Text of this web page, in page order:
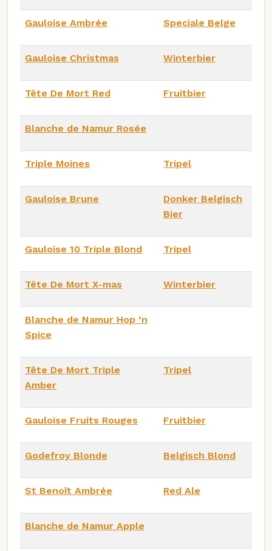
Gauloise Ambrée Speciale Belge
Gauloise Christmas Winterbier
Tête De Mort Red Fruitbier
Blanche de Namur Rosée
Triple Moines Tripel
Gauloise Brune
Donker Belgisch
Bier
Gauloise 10 Triple Blond Tripel
Tête De Mort X-mas Winterbier
Blanche de Namur Hop ‘n
Spice
Tête De Mort Triple
Amber
Tripel
Gauloise Fruits Rouges Fruitbier
Godefroy Blonde Belgisch Blond
St Benoît Ambrée Red Ale
Blanche de Namur Apple